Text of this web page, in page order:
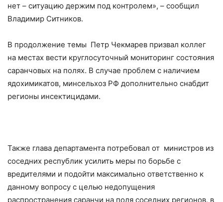
нет – ситуацию держим под контролем», – сообщил
Владимир Ситников.
В продолжение темы Петр Чекмарев призвал коллег
на местах вести круглосуточный мониторинг состояния
саранчовых на полях. В случае проблем с наличием
ядохимикатов, минсельхоз РФ дополнительно снабдит
регионы инсектицидами.
Также глава департамента потребовал от министров из
соседних республик усилить меры по борьбе с
вредителями и подойти максимально ответственно к
данному вопросу с целью недопущения
распространения саранчи на поля соседних регионов, в